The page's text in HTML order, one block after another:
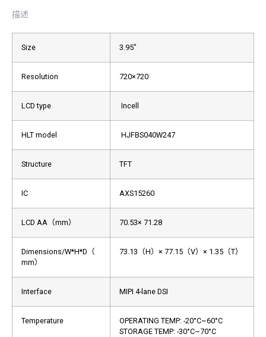
描述
Size 3.95″
Resolution 720×720
LCD type Incell
HLT model HJFBS040W247
Structure TFT
IC AXS15260
LCD AA（mm） 70.53× 71.28
Dimensions/W*H*D（
mm）
73.13（H）× 77.15（V）× 1.35（T）
Interface MIPI 4-lane DSI
Temperature
OPERATING TEMP: -20°C~60°C
STORAGE TEMP: -30°C~70°C